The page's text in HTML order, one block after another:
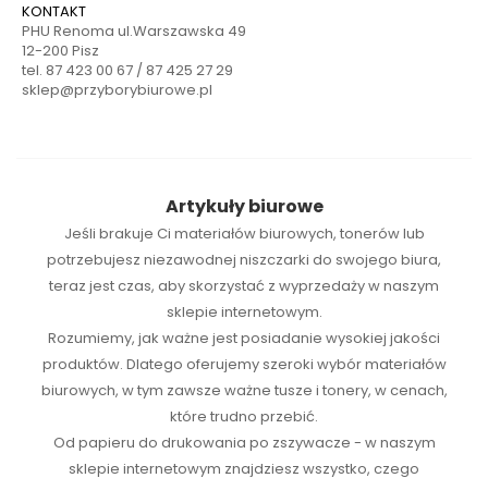
KONTAKT
PHU Renoma ul.Warszawska 49
12-200 Pisz
tel. 87 423 00 67 / 87 425 27 29
sklep@przyborybiurowe.pl
Artykuły biurowe
Jeśli brakuje Ci materiałów biurowych, tonerówlub
potrzebujesz niezawodnej niszczarki do swojego biura,
teraz jest czas, aby skorzystać z wyprzedaży w naszym
sklepie internetowym.
Rozumiemy, jak ważne jest posiadanie wysokiej jakości
produktów. Dlatego oferujemy szeroki wybór materiałów
biurowych, w tym zawsze ważne tusze i tonery, w cenach,
które trudno przebić.
Od papieru do drukowania po zszywacze - w naszym
sklepie internetowym znajdziesz wszystko, czego